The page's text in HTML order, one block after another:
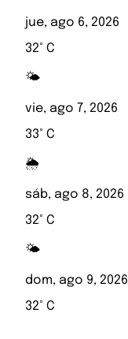
jue, ago 6, 2026
32° C
🌤️
vie, ago 7, 2026
33° C
🌦️
sáb, ago 8, 2026
32° C
🌤️
dom, ago 9, 2026
32° C